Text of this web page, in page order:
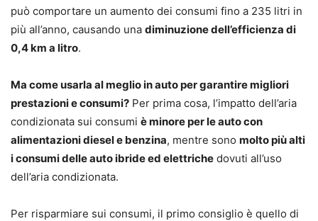
può comportare un aumento dei consumi fino a 235 litri in
più all’anno, causando una diminuzione dell’efficienza di
0,4 km a litro.
Ma come usarla al meglio in auto per garantire migliori
prestazioni e consumi? Per prima cosa, l’impatto dell’aria
condizionata sui consumi è minore per le auto con
alimentazioni diesel e benzina, mentre sono molto più alti
i consumi delle auto ibride ed elettriche dovuti all’uso
dell’aria condizionata.
Per risparmiare sui consumi, il primo consiglio è quello di